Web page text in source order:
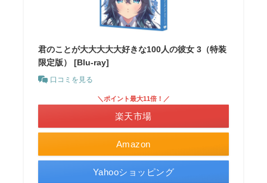
君のことが大大大大大好きな100人の彼女 3（特装
限定版） [Blu-ray]
口コミを見る
Amazon
＼ポイント最大11倍！／
楽天市場
Yahooショッピング